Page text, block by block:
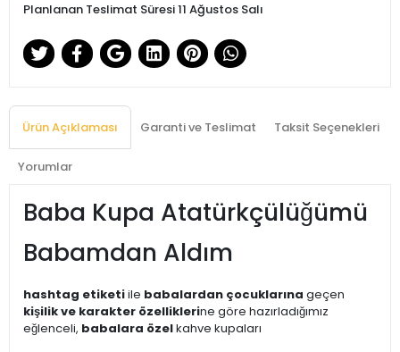
Planlanan Teslimat Süresi 11 Ağustos Salı
Ürün Açıklaması Garanti ve Teslimat Taksit Seçenekleri
Yorumlar
Baba Kupa Atatürkçülüğümü
Babamdan Aldım
hashtag etiketiile babalardan çocuklarına geçen
kişilik ve karakter özelliklerine göre hazırladığımız
eğlenceli, babalara özelkahve kupaları